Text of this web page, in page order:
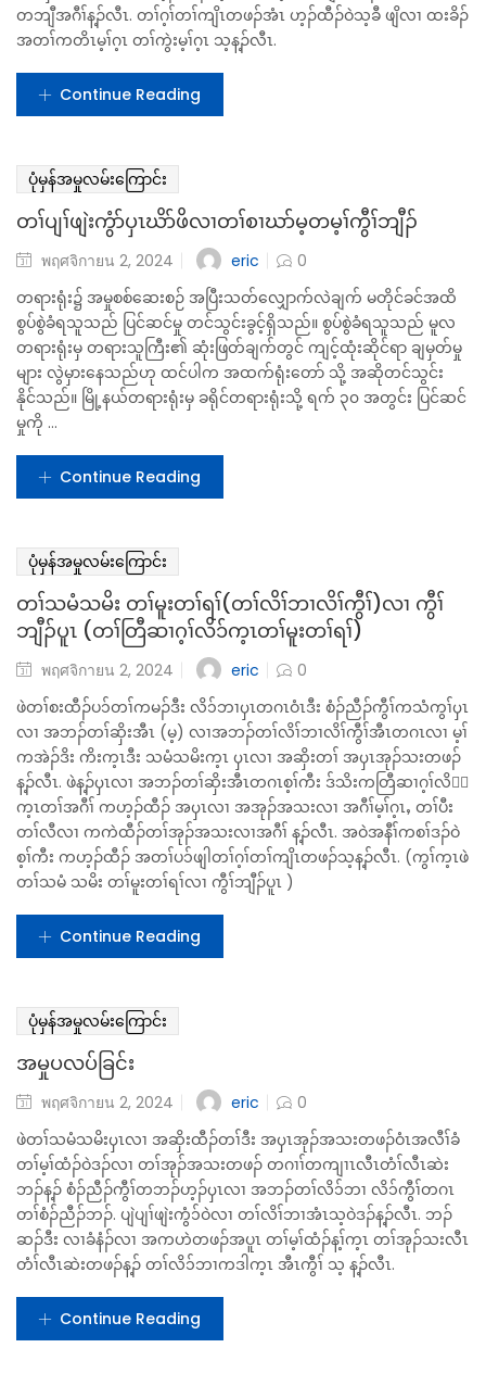
ပုံမှန်အမှုလမ်းကြောင်း
တၢ်သမံသမိးတၢ်အမူးအရၢ် လၢကွီၢ်ဘျီၣ်ပူၤ (တၢ်ဟ့ၣ်ထီၣ်
พฤศจิกายน 2, 2024
တချူးဖဲ စံၣ်ညီၣ်ကွီၢ်တစံၣ်ညီၣ်တဲ၁်ကတၢၢ်ဒံးဘၣ်တၢ်န့ၣ် စံၣ်ညီၣ်ကွီၢ်ကပျဲ
လၢ ၦၤခံခီယ၁်ဘး ကဟ့ၣ် ထီၣ်က့ၤ အတၢ်ဂ့ၢ်တၢ်ကျိၤတဖၣ် လၢခံကတၢၢ်
တဘျီအဂီၢ်န့ၣ်လီၤ. တၢ်ဂ့ၢ်တၢ်ကျိၤတဖၣ်အံၤ ဟ့ၣ်ထီၣ်ဝဲသ့ခီ ဖျိလၢ ထးခိၣ်
အတၢ်ကတိၤမ့ၢ်ဂ့ၤ တၢ်ကွဲးမ့ၢ်ဂ့ၤ သ့န့ၣ်လီၤ.
Continue Reading
ပုံမှန်အမှုလမ်းကြောင်း
တၢ်ပျၢ်ဖျဲးကွံာ်ပှၤဃိာ်ဖိလၢတၢ်စၢဃာ်မ့တမ့ၢ်ကွီၢ်ဘျီၣ်
တရားရုံး၌ အမှုစစ်ဆေးစဉ် အပြီးသတ်လျှောက်လဲချက် မတိုင်ခင်အထိ
စွပ်စွဲခံရသူသည် ပြင်ဆင်မှု တင်သွင်းခွင့်ရှိသည်။ စွပ်စွဲခံရသူသည် မူလ
တရားရုံးမှ တရားသူကြီး၏ ဆုံးဖြတ်ချက်တွင် ကျင့်ထုံးဆိုင်ရာ ချမှတ်မှု
များ လွဲမှားနေသည်ဟု ထင်ပါက အထက်ရုံးတော် သို့ အဆိုတင်သွင်း
နိုင်သည်။ မြို့နယ်တရားရုံးမှ ခရိုင်တရားရုံးသို့ ရက် ၃၀ အတွင်း ပြင်ဆင်
မှုကို ...
Continue Reading
ပုံမှန်အမှုလမ်းကြောင်း
တၢ်သမံသမိး တၢ်မူးတၢ်ရၢ်(တၢ်လိၢ်ဘၢလိၢ်ကွီၢ်)လၢ ကွီၢ်
ဘျီၣ်ပူၤ (တၢ်တြီဆၢဂ့ၢ်လိ၁်က့ၤတၢ်မူးတၢ်ရၢ်)
ဖဲတၢ်စးထီၣ်ပ၁်တၢ်ကမၣ်ဒီး လိ၁်ဘၢၦၤတဂၤဝံၤဒီး စံၣ်ညီၣ်ကွီၢ်ကသံကွၢ်ၦၤ
ကအဲၣ်ဒိး ကိးက့ၤဒီး သမံသမိးက့ၤ ၦၤလၢ အဆှိးတၢ် အၦၤအုၣ်သးတဖၣ်
န့ၣ်လီၤ. ဖဲန့ၣ်ၦၤလၢ အဘၣ်တၢ်ဆှိးအီၤတဂၤစ့ၢ်ကီး ဒ်သိးကတြီဆၢဂ့ၢ်လိ၁်
က့ၤတၢ်အဂီၢ် ကဟ့ၣ်ထီၣ် အၦၤလၢ အအုၣ်အသးလၢ အဂီၢ်မ့ၢ်ဂ့ၤႇ တၢ်ပီး
တၢ်လီလၢ ကကဲထီၣ်တၢ်အုၣ်အသးလၢအဂီၢ် န့ၣ်လီၤ. အဝဲအနီၢ်ကစၢ်ဒၣ်ဝဲ
စ့ၢ်ကီး ကဟ့ၣ်ထီၣ် အတၢ်ပ၁်ဖျါတၢ်ဂ့ၢ်တၢ်ကျိၤတဖၣ်သ့န့ၣ်လီၤ. (ကွၢ်က့ၤဖဲ
တၢ်သမံ သမိး တၢ်မူးတၢ်ရၢ်လၢ ကွီၢ်ဘျီၣ်ပူၤ )
Continue Reading
ပုံမှန်အမှုလမ်းကြောင်း
အမှုပလပ်ခြင်း